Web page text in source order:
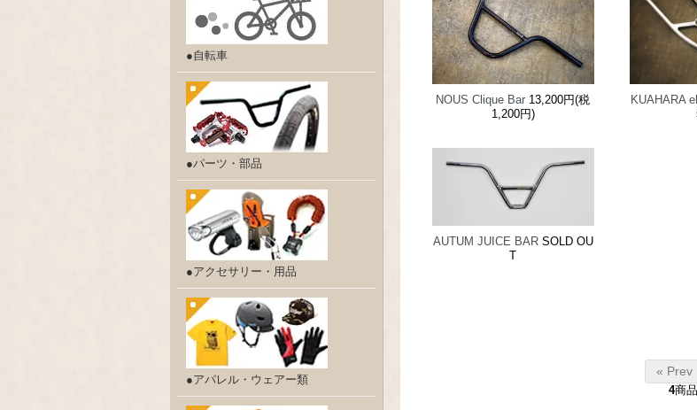
NOUS Clique Bar 13,200円(税
1,200円)
KUAHARA
AUTUM JUICE BARSOLD OU
T
« Prev
4商
●自転車
●パーツ・部品
●アクセサリー・用品
●アパレル・ウェアー類